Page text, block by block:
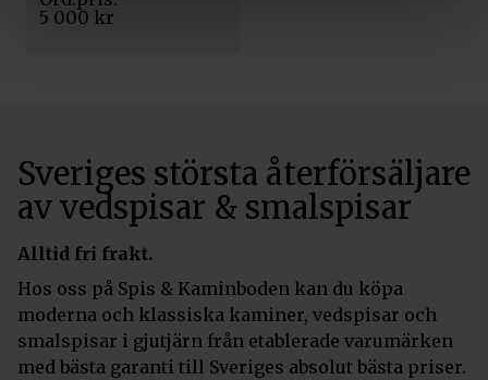
5 000 kr
Sveriges största återförsäljare
av vedspisar & smalspisar
Alltid fri frakt.
Hos oss på Spis & Kaminboden kan du köpa
moderna och klassiska kaminer, vedspisar och
smalspisar i gjutjärn från etablerade varumärken
med bästa garanti till Sveriges absolut bästa priser.